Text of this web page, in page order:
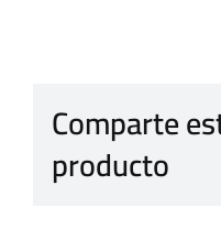
Comparte
producto